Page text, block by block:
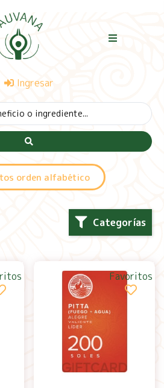
Ingresar
orden alfabético
Categorías
Favoritos